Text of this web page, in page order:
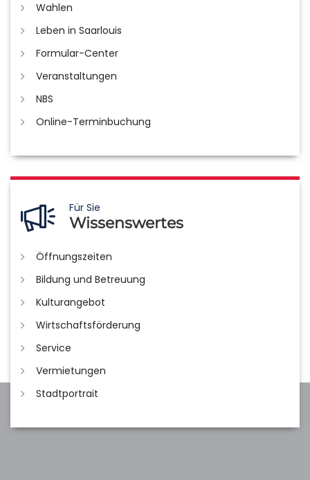
Wahlen
Leben in Saarlouis
Formular-Center
Veranstaltungen
NBS
Online-Terminbuchung
Für Sie
Wissenswertes
Öffnungszeiten
Bildung und Betreuung
Kulturangebot
Wirtschaftsförderung
Service
Vermietungen
Stadtportrait